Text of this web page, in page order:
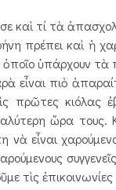
καὶ τί τὰ
πρέπει καὶ ἡ
ὁποῖο ὑπάρχουν
εἶναι πιὸ
πρῶτες κιόλας
ὥρα τους.
νὰ εἶναι
τὶς